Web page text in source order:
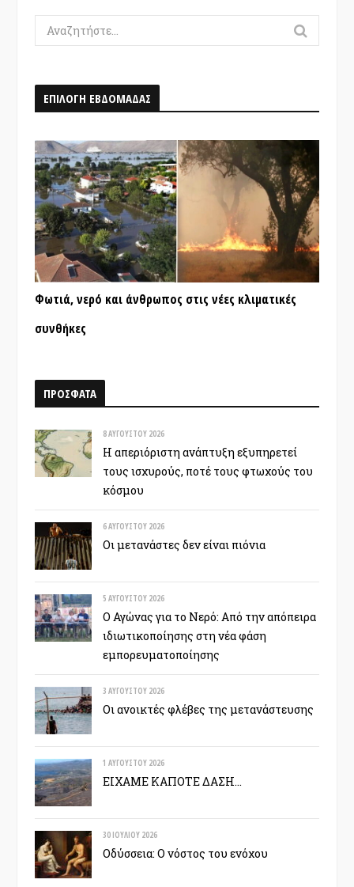
Search
for:
ΕΠΙΛΟΓΗ ΕΒΔΟΜΑΔΑΣ
Φωτιά, νερό και άνθρωπος στις νέες κλιματικές
συνθήκες
ΠΡΟΣΦΑΤΑ
8 ΑΥΓΟΎΣΤΟΥ 2026
Η απεριόριστη ανάπτυξη εξυπηρετεί
τους ισχυρούς, ποτέ τους φτωχούς του
κόσμου
6 ΑΥΓΟΎΣΤΟΥ 2026
Οι μετανάστες δεν είναι πιόνια
5 ΑΥΓΟΎΣΤΟΥ 2026
Ο Αγώνας για το Νερό: Από την απόπειρα
ιδιωτικοποίησης στη νέα φάση
εμπορευματοποίησης
3 ΑΥΓΟΎΣΤΟΥ 2026
Οι ανοικτές φλέβες της μετανάστευσης
1 ΑΥΓΟΎΣΤΟΥ 2026
ΕΙΧΑΜΕ ΚΑΠΟΤΕ ΔΑΣΗ…
30 ΙΟΥΛΊΟΥ 2026
Οδύσσεια: Ο νόστος του ενόχου